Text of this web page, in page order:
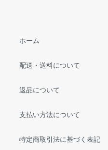
ホーム
配送・送料について
返品について
支払い方法について
特定商取引法に基づく表記